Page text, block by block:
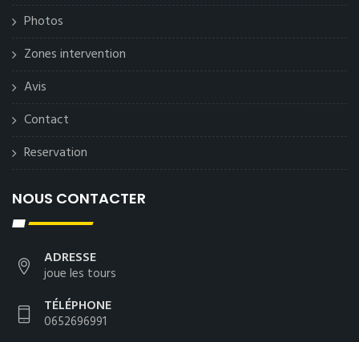
Photos
Zones intervention
Avis
Contact
Reservation
NOUS CONTACTER
ADRESSE
joue les tours
TÉLÉPHONE
0652696991